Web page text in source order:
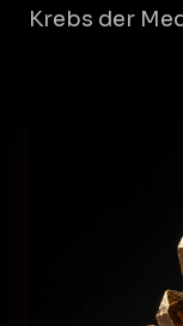
Krebs der